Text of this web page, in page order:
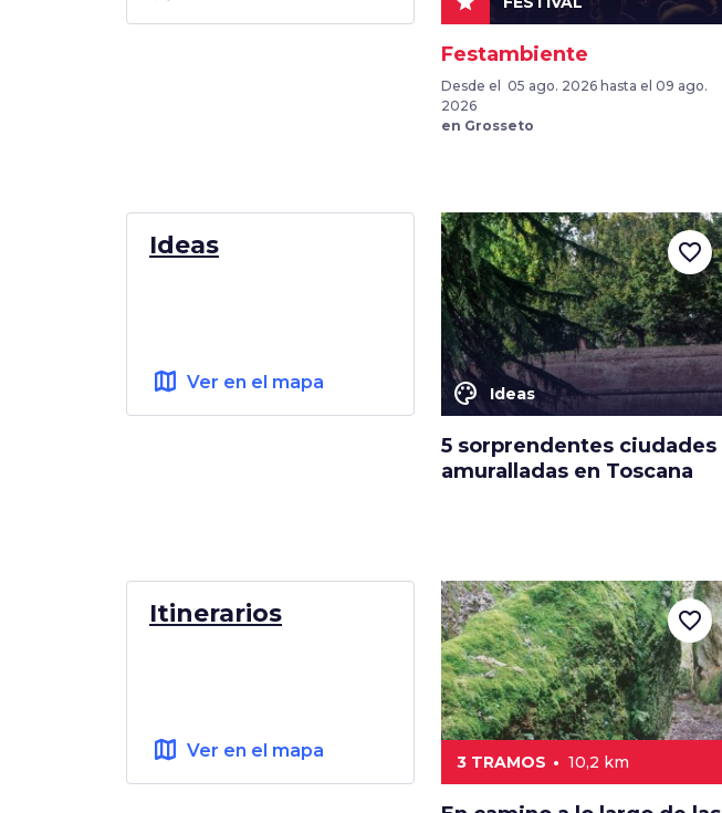
Festambiente
Desde el 05 ago. 2026 hasta el 09 ago.
2026
en Grosseto
Ideas
map Ver en el mapa color_lens Ideas
5 sorprendentes ciudades
amuralladas en Toscana
favorite_border
Itinerarios
map Ver en el mapa
3 TRAMOS 10,2 km
favorite_border